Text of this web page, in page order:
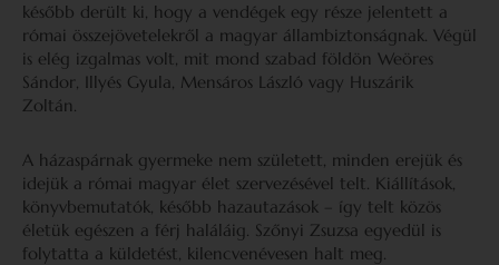
később derült ki, hogy a vendégek egy része jelentett a
római összejövetelekről a magyar állambiztonságnak. Végül
is elég izgalmas volt, mit mond szabad földön Weöres
Sándor, Illyés Gyula, Mensáros László vagy Huszárik
Zoltán.
A házaspárnak gyermeke nem született, minden erejük és
idejük a római magyar élet szervezésével telt. Kiállítások,
könyvbemutatók, később hazautazások – így telt közös
életük egészen a férj haláláig. Szőnyi Zsuzsa egyedül is
folytatta a küldetést, kilencvenévesen halt meg.